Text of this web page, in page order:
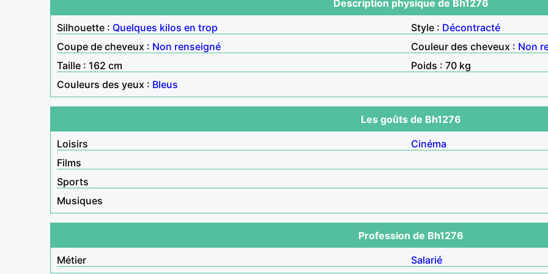
Description physique de Bh1276
Silhouette : Quelques kilos en trop Style : Décontracté
Coupe de cheveux : Non renseigné Couleur des cheveux : Non
Taille : 162 cm
Poids : 70 kg
Couleurs des yeux : Bleus
Les goûts de Bh1276
Loisirs
Cinéma
Films
Sports
Musiques
Profession de Bh1276
Métier
Salarié